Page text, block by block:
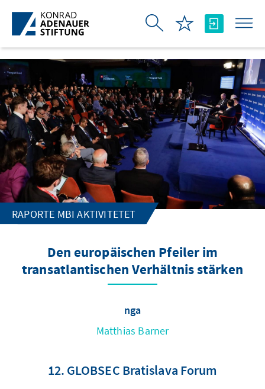
Skip to Main Content
RAPORTE MBI AKTIVITETET
Den europäischen Pfeiler im
transatlantischen Verhältnis stärken
nga
Matthias Barner
12. GLOBSEC Bratislava Forum